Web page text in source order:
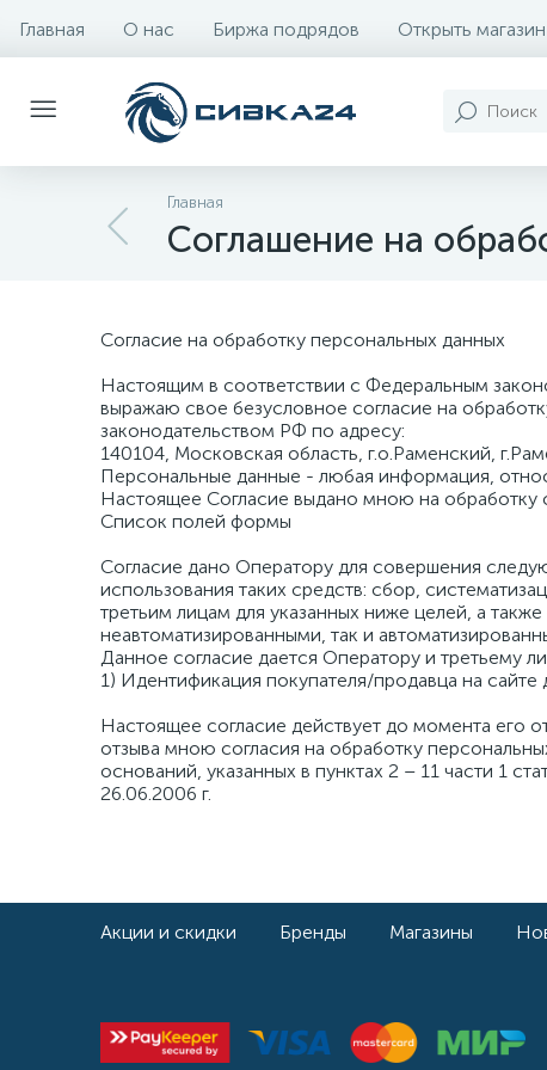
Главная О нас Биржа подрядов Открыть
Главная
Соглашение на
Согласие на обработку персональных данных
Настоящим в соответствии с Федеральным
выражаю свое безусловное согласие на
законодательством РФ по адресу:
140104, Московская область, г.о.Раменский,
Персональные данные - любая информация,
Настоящее Согласие выдано мною на обработку
Список полей формы
Согласие дано Оператору для совершения
использования таких средств: сбор,
третьим лицам для указанных ниже целей, а
неавтоматизированными, так и
Данное согласие дается Оператору и третьему
1) Идентификация покупателя/продавца на сайте
Настоящее согласие действует до момента его
отзыва мною согласия на обработку
оснований, указанных в пунктах 2 – 11 части 1
26.06.2006 г.
Акции и скидки Бренды Магазины